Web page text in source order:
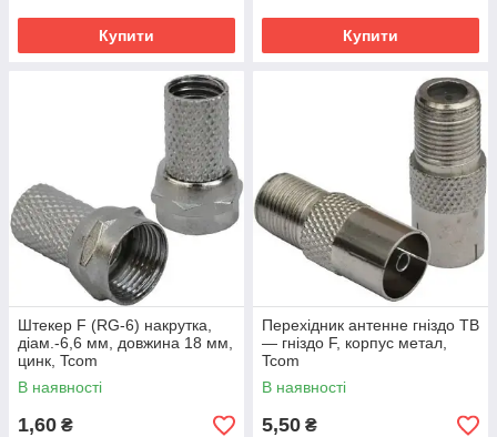
Купити Купити
Штекер F (RG-6) накрутка,
діам.-6,6 мм, довжина 18 мм,
цинк, Tcom
В наявності
1,60 ₴
Перехідник антенне гніздо ТВ
— гніздо F, корпус метал,
Tcom
В наявності
5,50 ₴